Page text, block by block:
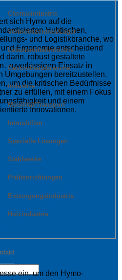
Chemieindustrie
Vertriebszentren/Lager
Lebensmittelindustrie
Gesundheitsbranche
Industrie
Mobilität/Transport
Immobilien
Spezielle Lösungen
Stahlwerke
Prüfeinrichtungen
Entsorgungsindustrie
Holzindustrie
sich Hymo auf die
Hubtischen,
und Logistikbranche, wo
Ergonomie entscheidend
darin, robust gestaltete
zuverlässigen Einsatz in
Umgebungen bereitzustellen.
um die kritischen Bedürfnisse
zu erfüllen, mit einem Fokus
und einem
Innovationen.
was vor Ort passiert
wissen müssen
2025
ein, um den Hymo-